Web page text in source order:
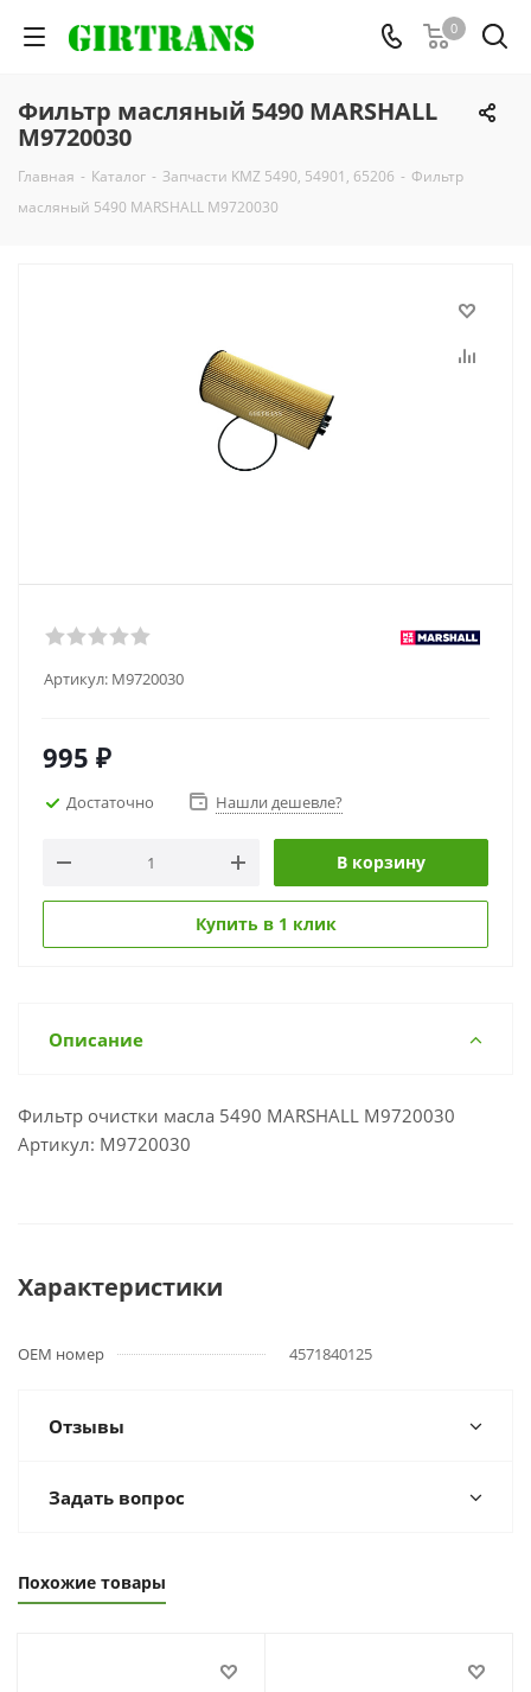
0
Фильтр масляный 5490 MARSHALL
M9720030
Главная - Каталог - Запчасти KMZ 5490, 54901, 65206 - Фильтр
масляный 5490 MARSHALL M9720030
Артикул: M9720030
995 ₽
Достаточно Нашли дешевле?
В корзину
Купить в 1 клик
Описание
Фильтр очистки масла 5490 MARSHALL M9720030
Артикул: M9720030
Характеристики
OEM номер 4571840125
Отзывы
Задать вопрос
Похожие товары